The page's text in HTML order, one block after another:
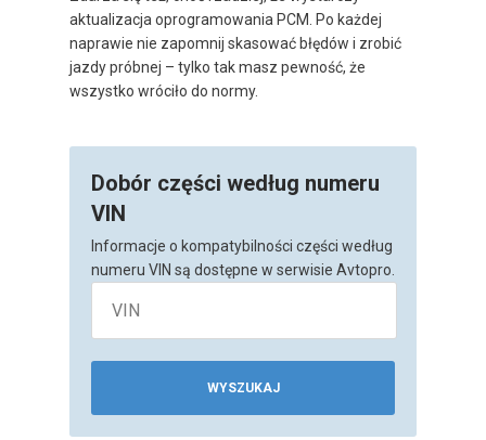
aktualizacja oprogramowania PCM. Po każdej
naprawie nie zapomnij skasować błędów i zrobić
jazdy próbnej – tylko tak masz pewność, że
wszystko wróciło do normy.
Dobór części według numeru
VIN
Informacje o kompatybilności części według
numeru VIN są dostępne w serwisie Avtopro.
WYSZUKAJ